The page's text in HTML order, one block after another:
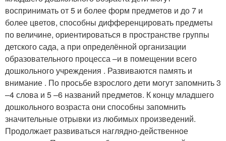
воспринимать от 5 и более форм предметов и до 7 и
более цветов, способны дифференцировать предметы
по величине, ориентироваться в пространстве группы
детского сада, а при определённой организации
образовательного процесса –и в помещении всего
дошкольного учреждения . Развиваются память и
внимание . По просьбе взрослого дети могут запомнить 3
–4 слова и 5 –6 названий предметов. К концу младшего
дошкольного возраста они способны запомнить
значительные отрывки из любимых произведений.
Продолжает развиваться наглядно-действенное